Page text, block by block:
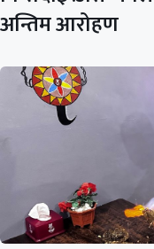
अन्तिम आरोहण